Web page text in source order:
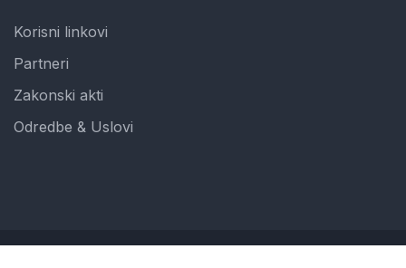
Korisni linkovi
Partneri
Zakonski akti
Odredbe & Uslovi